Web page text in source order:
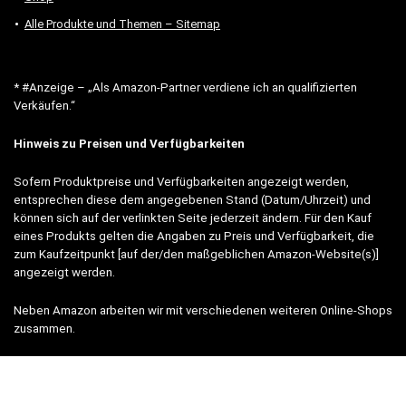
Alle Produkte und Themen – Sitemap
* #Anzeige – „Als Amazon-Partner verdiene ich an qualifizierten
Verkäufen.“
Hinweis zu Preisen und Verfügbarkeiten
Sofern Produktpreise und Verfügbarkeiten angezeigt werden,
entsprechen diese dem angegebenen Stand (Datum/Uhrzeit) und
können sich auf der verlinkten Seite jederzeit ändern. Für den Kauf
eines Produkts gelten die Angaben zu Preis und Verfügbarkeit, die
zum Kaufzeitpunkt [auf der/den maßgeblichen Amazon-Website(s)]
angezeigt werden.
Neben Amazon arbeiten wir mit verschiedenen weiteren Online-Shops
zusammen.